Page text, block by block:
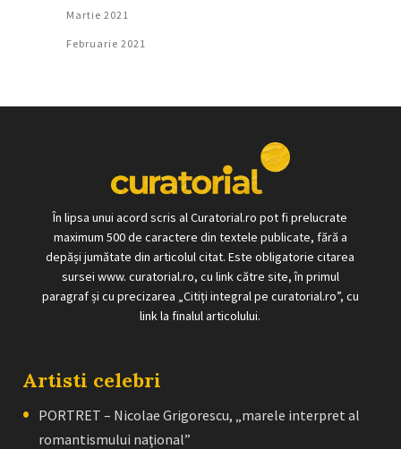
Martie 2021
Februarie 2021
În lipsa unui acord scris al Curatorial.ro pot fi prelucrate
maximum 500 de caractere din textele publicate, fără a
depăși jumătate din articolul citat. Este obligatorie citarea
sursei www. curatorial.ro, cu link către site, în primul
paragraf și cu precizarea „Citiți integral pe curatorial.ro”, cu
link la finalul articolului.
Artisti celebri
PORTRET – Nicolae Grigorescu, „marele interpret al
romantismului naţional”